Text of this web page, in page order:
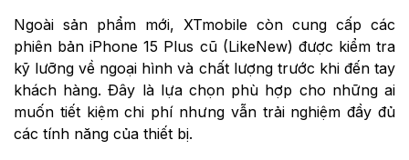
Ngoài sản phẩm mới, XTmobile còn cung cấp các
phiên bản iPhone 15 Plus cũ (LikeNew) được kiểm tra
kỹ lưỡng về ngoại hình và chất lượng trước khi đến tay
khách hàng. Đây là lựa chọn phù hợp cho những ai
muốn tiết kiệm chi phí nhưng vẫn trải nghiệm đầy đủ
các tính năng của thiết bị.